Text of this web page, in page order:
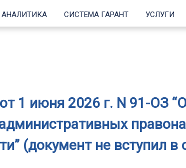
СИСТЕМА ГАРАНТ УСЛУГИ
1 июня 2026 г. N 91-ОЗ
(документ не вступил в